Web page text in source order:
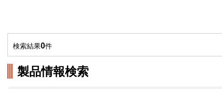
検索結果0件
製品情報検索